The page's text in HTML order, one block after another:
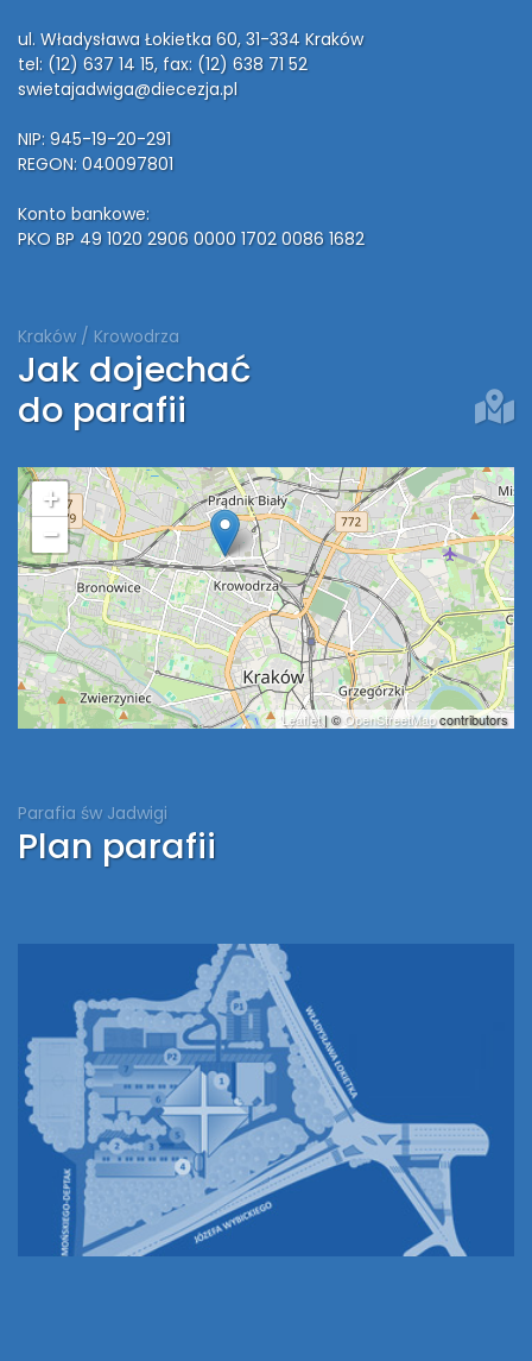
ul. Władysława Łokietka 60, 31-334 Kraków
tel: (12) 637 14 15, fax: (12) 638 71 52
swietajadwiga@diecezja.pl
NIP: 945-19-20-291
REGON: 040097801
Konto bankowe:
PKO BP 49 1020 2906 0000 1702 0086 1682
Kraków / Krowodrza
Jak dojechać
do parafii
+
−
Leaflet| © OpenStreetMapcontributors
Parafia św Jadwigi
Plan parafii